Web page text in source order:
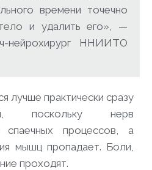
времени точечно
и удалить его», —
нейрохирург ННИИТО
лучше практически сразу
поскольку нерв
процессов, а
мышц пропадает. Боли,
проходят.